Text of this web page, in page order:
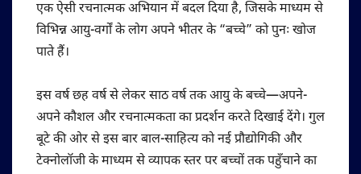
एक ऐसी रचनात्मक अभियान में बदल दिया है, जिसके माध्यम से
विभिन्न आयु-वर्गों के लोग अपने भीतर के “बच्चे” को पुनः खोज
पाते हैं।
इस वर्ष छह वर्ष से लेकर साठ वर्ष तक आयु के बच्चे—अपने-
अपने कौशल और रचनात्मकता का प्रदर्शन करते दिखाई देंगे। गुल
बूटे की ओर से इस बार बाल-साहित्य को नई प्रौद्योगिकी और
टेक्नोलॉजी के माध्यम से व्यापक स्तर पर बच्चों तक पहुँचाने का